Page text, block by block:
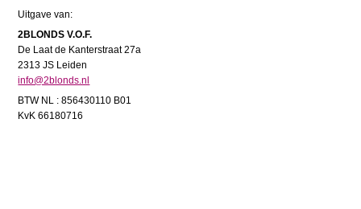
Uitgave van:
2BLONDS V.O.F.
De Laat de Kanterstraat 27a
2313 JS Leiden
info@2blonds.nl
BTW NL : 856430110 B01
KvK 66180716